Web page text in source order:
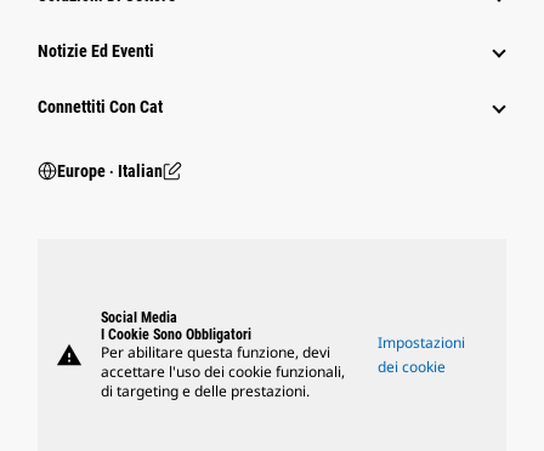
Notizie Ed Eventi
Connettiti Con Cat
Europe ‧ Italian
warning
Social Media
I Cookie Sono Obbligatori
Per abilitare questa funzione, devi
accettare l'uso dei cookie funzionali,
di targeting e delle prestazioni.
Impostazioni
dei cookie